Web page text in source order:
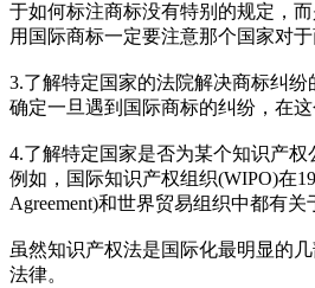
于如何标注商标没有特别的规定，
用国际商标一定要注意那个国家对于
3.了解特定国家的法院解决商标纠纷
确定一旦遇到国际商标的纠纷，在
4.了解特定国家是否为某个知识产权
例如，国际知识产权组织(WIPO)在
Agreement)和世界贸易组织中都有
虽然知识产权法是国际化最明显的
法律。